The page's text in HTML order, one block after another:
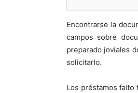
Encontrarse la
campos sobre
preparado joviales
solicitarlo.
Los préstamos